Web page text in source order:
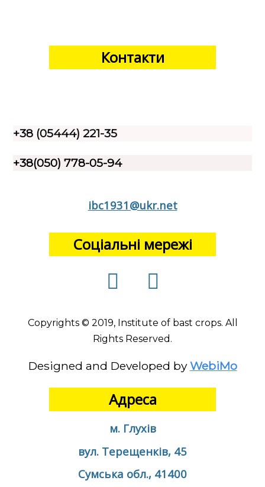
Контакти
+38 (05444) 221-35
+38(050) 778-05-94
ibc1931@ukr.net
Соціальні мережі
Copyrights © 2019, Institute of bast crops. All
Rights Reserved.
Designed and Developed by WebiMo
Адреса
м. Глухів
вул. Терещенків, 45
Сумська обл., 41400